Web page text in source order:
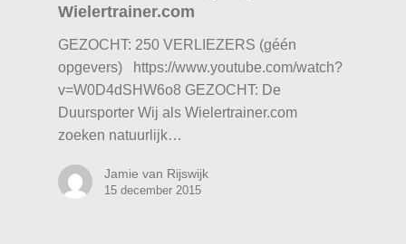
Wielertrainer.com
GEZOCHT: 250 VERLIEZERS (géén
opgevers) https://www.youtube.com/watch?
v=W0D4dSHW6o8 GEZOCHT: De
Duursporter Wij als Wielertrainer.com
zoeken natuurlijk…
Jamie van Rijswijk
15 december 2015